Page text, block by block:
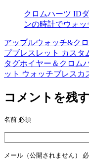
クロムハーツ ID
ンの時計でウォ
投
稿
ナ
ビ
ー
シ
ョ
アップルウォッチ&ク
プブレスレット カスタ
タグホイヤー＆クロム
ット ウォッチブレスカ
コメントを残す
名前 必須
メール（公開されません）